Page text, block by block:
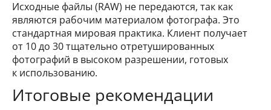
Исходные файлы (RAW) не передаются, так как
являются рабочим материалом фотографа. Это
стандартная мировая практика. Клиент получает
от 10 до 30 тщательно отретушированных
фотографий в высоком разрешении, готовых
к использованию.
Итоговые рекомендации